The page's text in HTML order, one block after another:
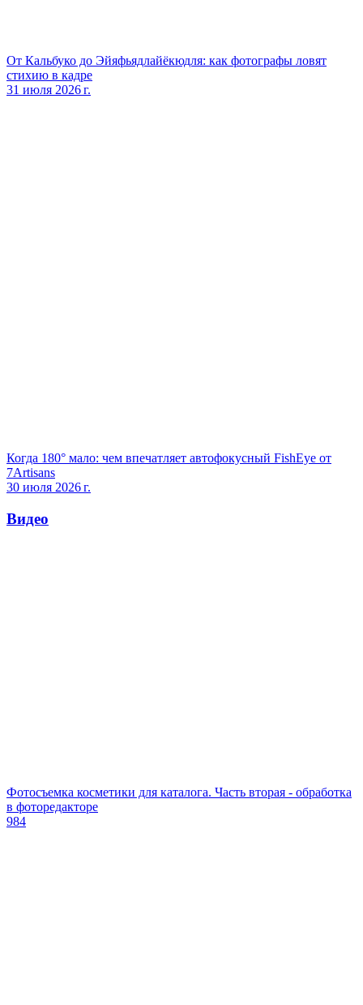
От Кальбуко до Эйяфьядлайёкюдля: как фотографы ловят
стихию в кадре
31 июля 2026 г.
Когда 180° мало: чем впечатляет автофокусный FishEye от
7Artisans
30 июля 2026 г.
Видео
Фотосъемка косметики для каталога. Часть вторая - обработка
в фоторедакторе
984